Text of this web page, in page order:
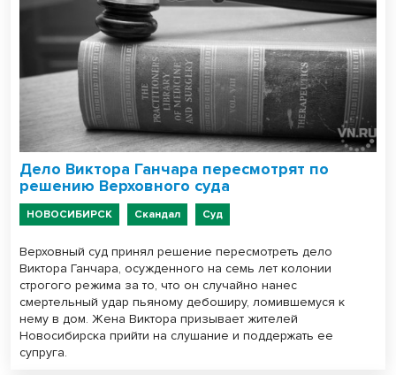
Дело Виктора Ганчара пересмотрят по
решению Верховного суда
НОВОСИБИРСК Скандал Суд
Верховный суд принял решение пересмотреть дело
Виктора Ганчара, осужденного на семь лет колонии
строгого режима за то, что он случайно нанес
смертельный удар пьяному дебоширу, ломившемуся к
нему в дом. Жена Виктора призывает жителей
Новосибирска прийти на слушание и поддержать ее
супруга.